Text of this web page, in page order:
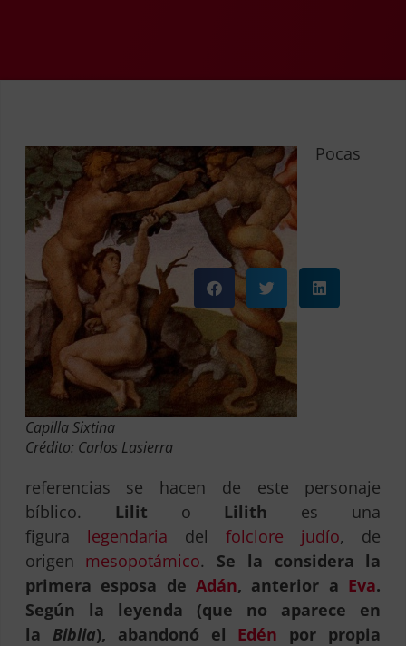
Capilla Sixtina
Crédito: Carlos Lasierra
Pocas
referencias se hacen de este personaje
bíblico. Lilit o Lilith es una
figura legendaria delfolclore judío, de
origen mesopotámico. Se la considera la
primera esposa de Adán, anterior a Eva.
Según la leyenda (que no aparece en
la Biblia), abandonó el Edén
por propia